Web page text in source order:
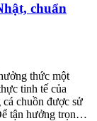
chuẩn
thức một
tinh tế của
chuồn được sử
tận hưởng trọn…